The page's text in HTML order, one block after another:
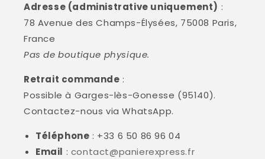
Adresse (administrative uniquement) :
78 Avenue des Champs-Élysées, 75008 Paris,
France
Pas de boutique physique.
Retrait commande :
Possible à Garges-lès-Gonesse (95140).
Contactez-nous via WhatsApp.
Téléphone : +33 6 50 86 96 04
Email : contact@panierexpress.fr